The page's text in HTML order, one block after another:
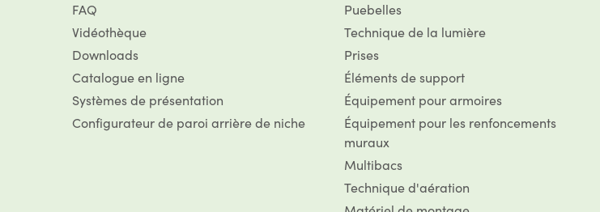
FAQ
Vidéothèque
Downloads
Catalogue en ligne
Systèmes de présentation
Configurateur de paroi arrière de niche
Puebelles
Technique de la lumière
Prises
Éléments de support
Équipement pour armoires
Équipement pour les renfoncements
muraux
Multibacs
Technique d'aération